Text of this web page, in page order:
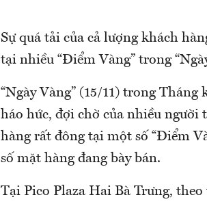
Sự quá tải của cả lượng khách
tại nhiều “Điểm Vàng” trong
“Ngày Vàng” (15/11) trong
háo hức, đợi chờ của nhiều người
hàng rất đông tại một số “Điểm
số mặt hàng đang bày bán.
Tại Pico Plaza Hai Bà Trưng,